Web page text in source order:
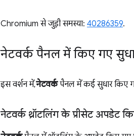
Chromium से जुड़ी समस्या: 40286359.
नेटवर्क पैनल में किए गए
इस वर्शन में,नेटवर्कपैनल में कई सुधार किए
नेटवर्क थ्रॉटलिंग के प्रीसेट अपडेट